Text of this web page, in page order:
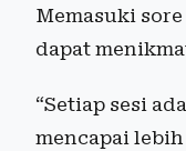
Memasuki
dapat
“Setiap sesi
mencapai lebih